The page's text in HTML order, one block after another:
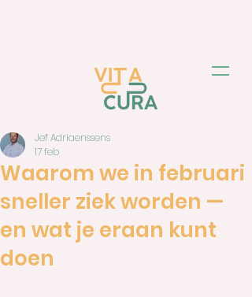
Waarom we in februari
sneller ziek worden —
en wat je eraan kunt
doen
Jef Adriaenssens
17 feb